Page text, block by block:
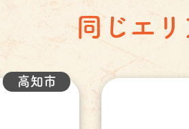
同じエリ
高知市